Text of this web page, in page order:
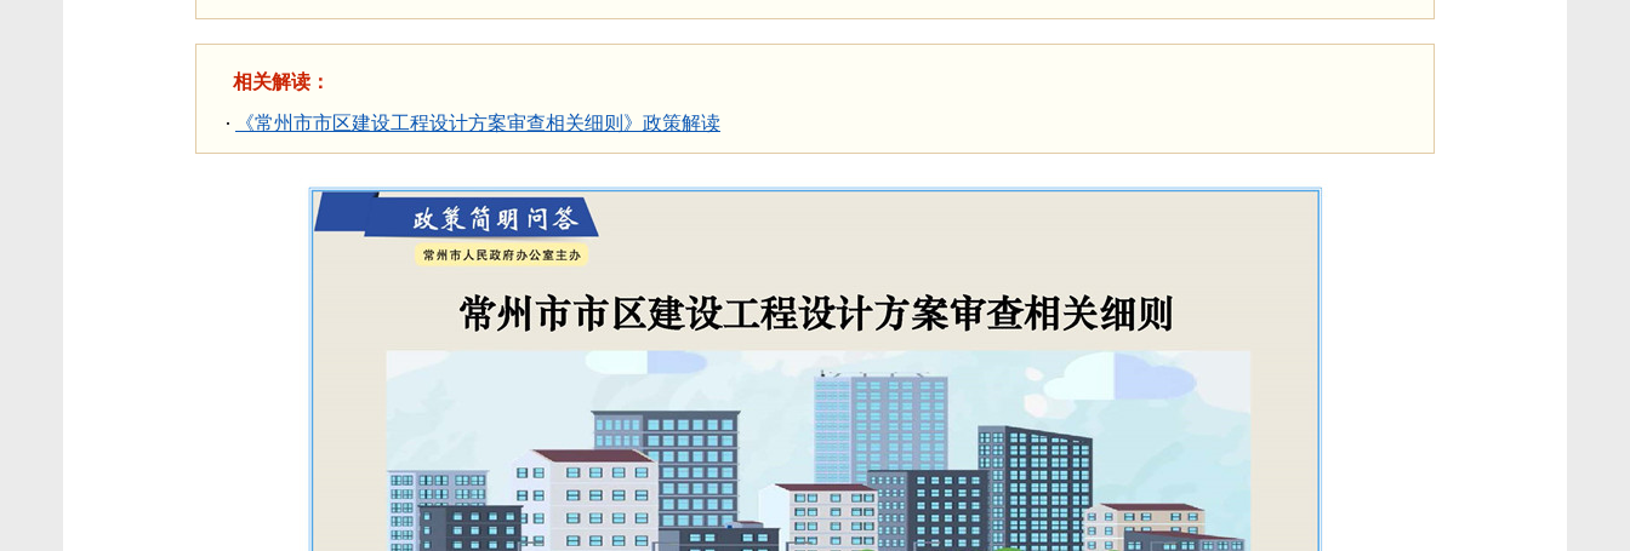
相关解读：
《常州市市区建设工程设计方案审查相关细则》政策解读